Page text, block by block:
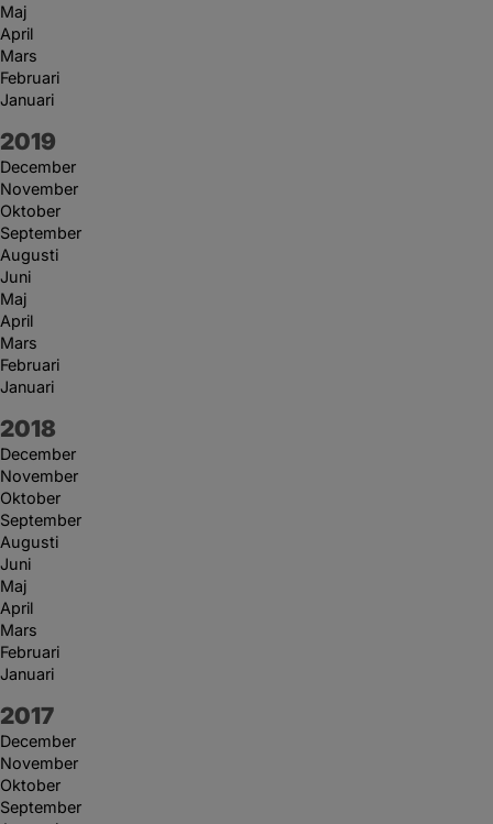
Maj
April
Mars
Februari
Januari
År:
2019
December
November
Oktober
September
Augusti
Juni
Maj
April
Mars
Februari
Januari
År:
2018
December
November
Oktober
September
Augusti
Juni
Maj
April
Mars
Februari
Januari
År:
2017
December
November
Oktober
September